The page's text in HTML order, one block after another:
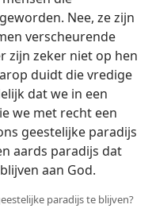
Nee, ze zijn
verscheurende
zijn zeker niet op hen
duidt die vredige
dat we in een
we met recht een
geestelijke paradijs
aards paradijs dat
aan God.
paradijs te blijven?